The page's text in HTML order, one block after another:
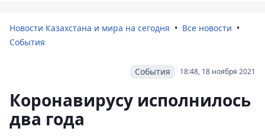
Новости Казахстана и мира на сегодня
Все новости
События
18:48, 18 ноября 2021
События
Коронавирусу исполнилось
два года